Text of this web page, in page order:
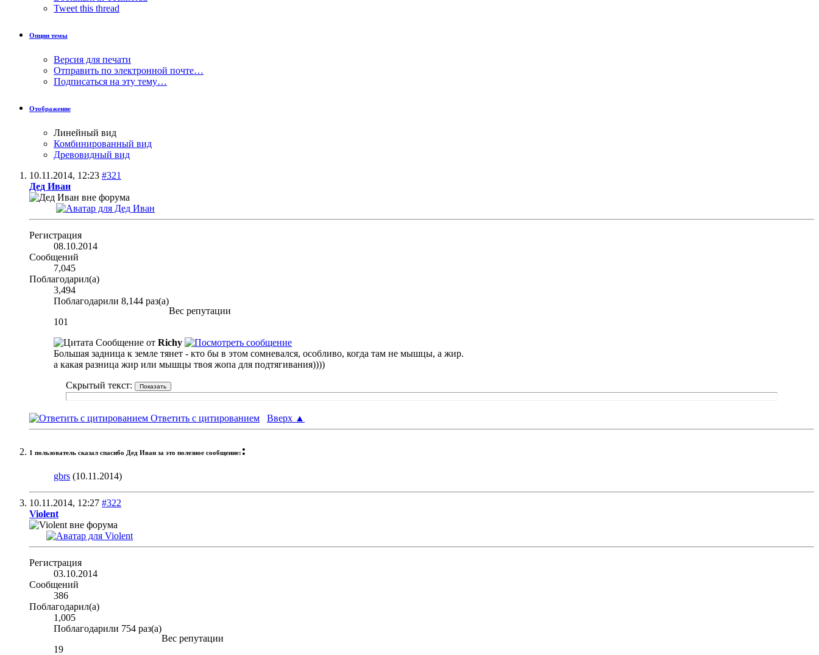
Tweet this thread
Опции темы
Версия для печати
Отправить по электронной почте…
Подписаться на эту тему…
Отображение
Линейный вид
Комбинированный вид
Древовидный вид
10.11.2014, 12:23 #321
Дед Иван
Регистрация
08.10.2014
Сообщений
7,045
Поблагодарил(а)
3,494
Поблагодарили 8,144 раз(а)
Вес репутации
101
Сообщение от Richy
Большая задница к земле тянет - кто бы в этом сомневался, особливо, когда там не мышцы, а жир.
а какая разница жир или мышцы твоя жопа для подтягивания))))
Скрытый текст:
Ответить с цитированием Вверх ▲
1 пользователь сказал cпасибо Дед Иван за это полезное сообщение: :
gbrs (10.11.2014)
10.11.2014, 12:27 #322
Violent
Регистрация
03.10.2014
Сообщений
386
Поблагодарил(а)
1,005
Поблагодарили 754 раз(а)
Вес репутации
19